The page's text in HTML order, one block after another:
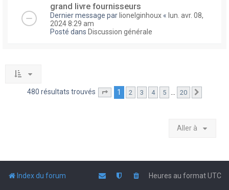
grand livre fournisseurs
Dernier message par lionelginhoux « lun. avr. 08,
2024 8:29 am
Posté dans Discussion générale
480 résultats trouvés Page sur20
1 2 3 4 5 … 20
Aller à
Index du forum Heures au formatUTC